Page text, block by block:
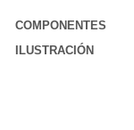
COMPONENTES
ILUSTRACIÓN